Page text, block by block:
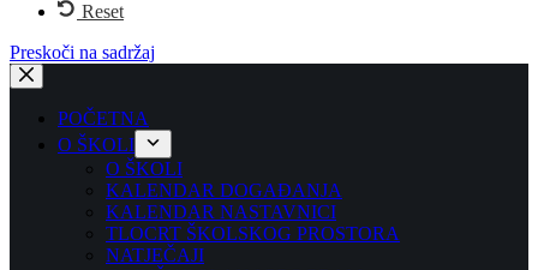
Reset
Preskoči na sadržaj
POČETNA
O ŠKOLI
O ŠKOLI
KALENDAR DOGAĐANJA
KALENDAR NASTAVNICI
TLOCRT ŠKOLSKOG PROSTORA
NATJEČAJI